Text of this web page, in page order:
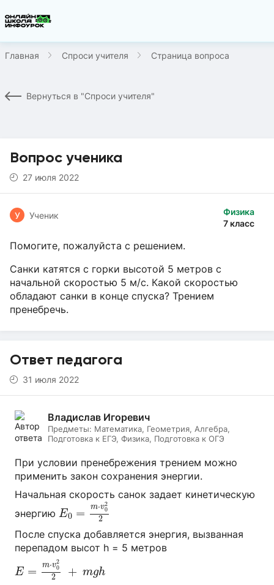
Главная Спроси учителя Страница вопроса
Вернуться в "Спроси учителя"
Вопрос ученика
27 июля 2022
Физика
7 класс
У Ученик
Помогите, пожалуйста с решением.
Санки катятся с горки высотой 5 метров с
начальной скоростью 5 м/с. Какой скоростью
обладают санки в конце спуска? Трением
пренебречь.
Ответ педагога
31 июля 2022
Владислав Игоревич
Предметы: Математика, Геометрия, Алгебра,
Подготовка к ЕГЭ, Физика, Подготовка к ОГЭ
При условии пренебрежения трением можно
применить закон сохранения энергии.
Начальная скорость санок задает кинетическую
энергию E0 = m⋅v2
0
2
E 0=m⋅v02 2
После спуска добавляется энергия, вызванная
перепадом высот h = 5 метров
E = m⋅v2
0
2 + mgh
⋅v 02